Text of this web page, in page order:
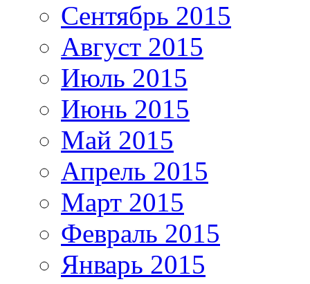
Сентябрь 2015
Август 2015
Июль 2015
Июнь 2015
Май 2015
Апрель 2015
Март 2015
Февраль 2015
Январь 2015